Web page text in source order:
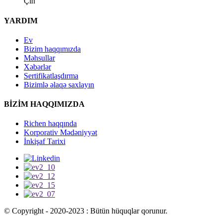
YARDIM
Ev
Bizim haqqımızda
Məhsullar
Xəbərlər
Sertifikatlaşdırma
Bizimlə əlaqə saxlayın
BİZİM HAQQIMIZDA
Richen haqqında
Korporativ Mədəniyyət
İnkişaf Tarixi
© Copyright - 2020-2023 : Bütün hüquqlar qorunur.